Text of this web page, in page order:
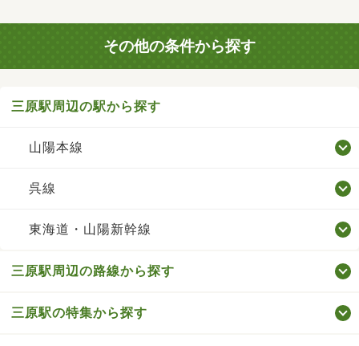
その他の条件から探す
三原駅周辺の駅から探す
山陽本線
呉線
東海道・山陽新幹線
三原駅周辺の路線から探す
三原駅の特集から探す